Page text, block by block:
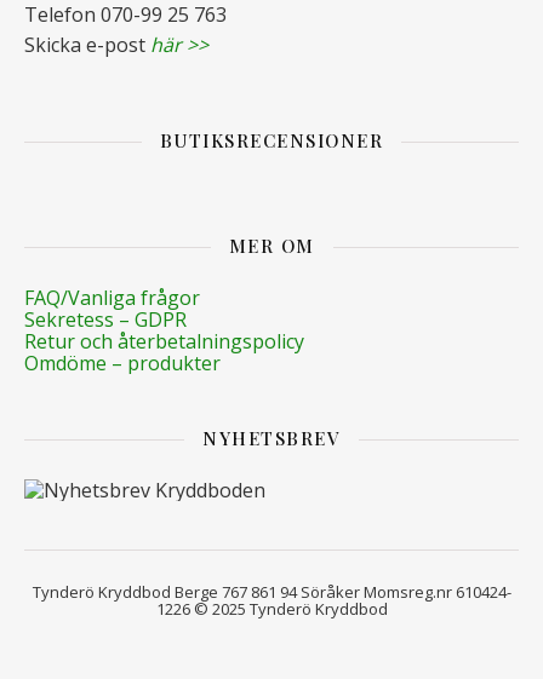
Telefon 070-99 25 763
Skicka e-post här >>
BUTIKSRECENSIONER
MER OM
FAQ/Vanliga frågor
Sekretess – GDPR
Retur och återbetalningspolicy
Omdöme – produkter
NYHETSBREV
Tynderö Kryddbod Berge 767 861 94 Söråker Momsreg.nr 610424-
1226 © 2025 Tynderö Kryddbod